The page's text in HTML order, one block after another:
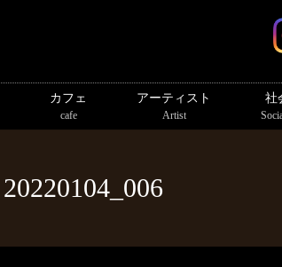
カフェ
cafe
アーティスト
Artist
社
20220104_006